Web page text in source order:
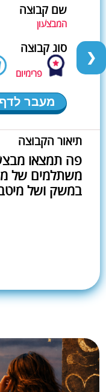
שם קבוצה
המבצעון
סוג קבוצה
פרימיום
מעבר
תיאור הקבוצה
פה תמצאו
משתלמים של
במשק ושל
❯